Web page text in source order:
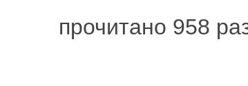
прочитано 958